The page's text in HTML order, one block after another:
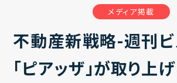
メディア掲載
不動産新戦略-週刊
「ピアッザ」が取り上